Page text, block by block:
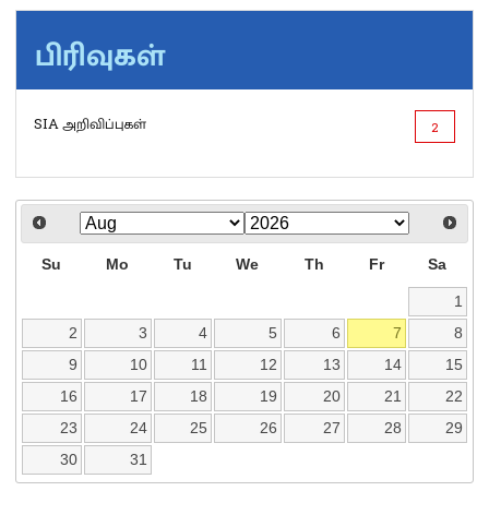
பிரிவுகள்
SIA அறிவிப்புகள் 2
Su Mo Tu We Th Fr Sa
1
2
3 4 5 6 7
8
9
10 11 12 13 14
15
16
17 18 19 20 21
22
23
24 25 26 27 28
29
30
31